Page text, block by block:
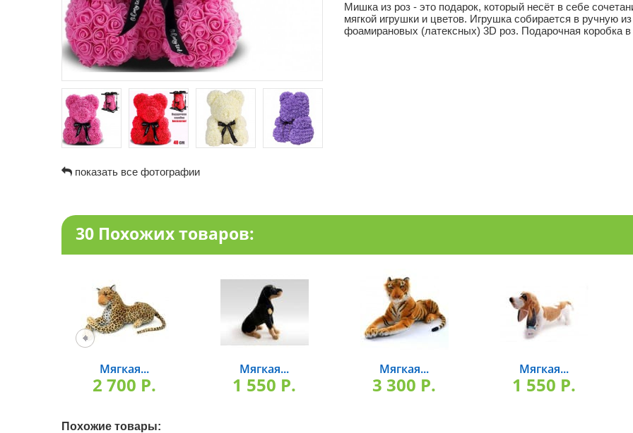
показать все фотографии
Мишка из роз - это подарок, который несёт в себе
мягкой игрушки и цветов. Игрушка собирается в ручную
фоамирановых (латексных) 3D роз. Подарочная коробка в
30 Похожих товаров:
Мягкая...
2 700 P.
Мягкая...
1 550 P.
Мягкая...
3 300 P.
Мягкая...
1 550 P.
Похожие товары: